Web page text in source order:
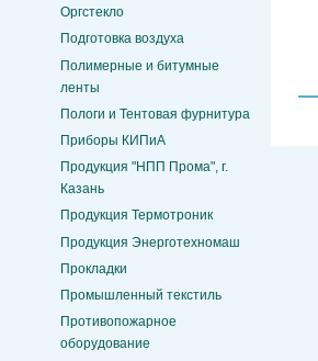
Оргстекло
Подготовка воздуха
Полимерные и битумные
ленты
Пологи и Тентовая фурнитура
Приборы КИПиА
Продукция "НПП Прома", г.
Казань
Продукция Термотроник
Продукция Энерготехномаш
Прокладки
Промышленный текстиль
Противопожарное
оборудование